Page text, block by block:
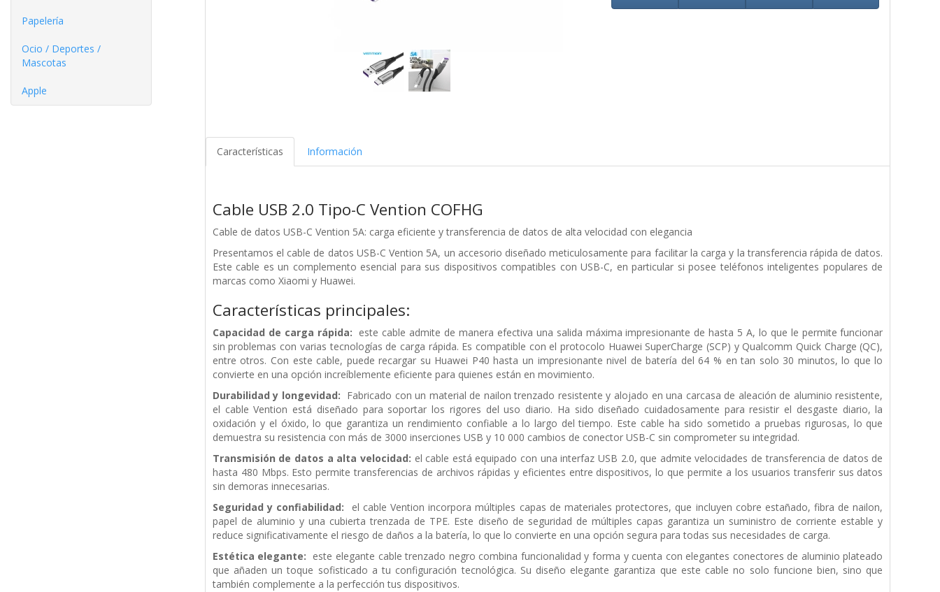
Papelería
Ocio / Deportes /
Mascotas
Apple
Características Información
Cable USB 2.0 Tipo-C Vention COFHG
Cable de datos USB-C Vention 5A: carga eficiente y transferencia de datos de alta velocidad con elegancia
Presentamos el cable de datos USB-C Vention 5A, un accesorio diseñado meticulosamente para facilitar la carga y la transferencia rápida de datos.
Este cable es un complemento esencial para sus dispositivos compatibles con USB-C, en particular si posee teléfonos inteligentes populares de
marcas como Xiaomi y Huawei.
Características principales:
Capacidad de carga rápida: este cable admite de manera efectiva una salida máxima impresionante de hasta 5 A, lo que le permite funcionar
sin problemas con varias tecnologías de carga rápida. Es compatible con el protocolo Huawei SuperCharge (SCP) y Qualcomm Quick Charge (QC),
entre otros. Con este cable, puede recargar su Huawei P40 hasta un impresionante nivel de batería del 64 % en tan solo 30 minutos, lo que lo
convierte en una opción increíblemente eficiente para quienes están en movimiento.
Durabilidad y longevidad: Fabricado con un material de nailon trenzado resistente y alojado en una carcasa de aleación de aluminio resistente,
el cable Vention está diseñado para soportar los rigores del uso diario. Ha sido diseñado cuidadosamente para resistir el desgaste diario, la
oxidación y el óxido, lo que garantiza un rendimiento confiable a lo largo del tiempo. Este cable ha sido sometido a pruebas rigurosas, lo que
demuestra su resistencia con más de 3000 inserciones USB y 10 000 cambios de conector USB-C sin comprometer su integridad.
Transmisión de datos a alta velocidad: el cable está equipado con una interfaz USB 2.0, que admite velocidades de transferencia de datos de
hasta 480 Mbps. Esto permite transferencias de archivos rápidas y eficientes entre dispositivos, lo que permite a los usuarios transferir sus datos
sin demoras innecesarias.
Seguridad y confiabilidad: el cable Vention incorpora múltiples capas de materiales protectores, que incluyen cobre estañado, fibra de nailon,
papel de aluminio y una cubierta trenzada de TPE. Este diseño de seguridad de múltiples capas garantiza un suministro de corriente estable y
reduce significativamente el riesgo de daños a la batería, lo que lo convierte en una opción segura para todas sus necesidades de carga.
Estética elegante: este elegante cable trenzado negro combina funcionalidad y forma y cuenta con elegantes conectores de aluminio plateado
que añaden un toque sofisticado a tu configuración tecnológica. Su diseño elegante garantiza que este cable no solo funcione bien, sino que
también complemente a la perfección tus dispositivos.